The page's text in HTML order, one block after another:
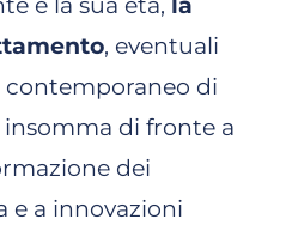
, eventuali
contemporaneo di
di fronte a
dei
e a innovazioni